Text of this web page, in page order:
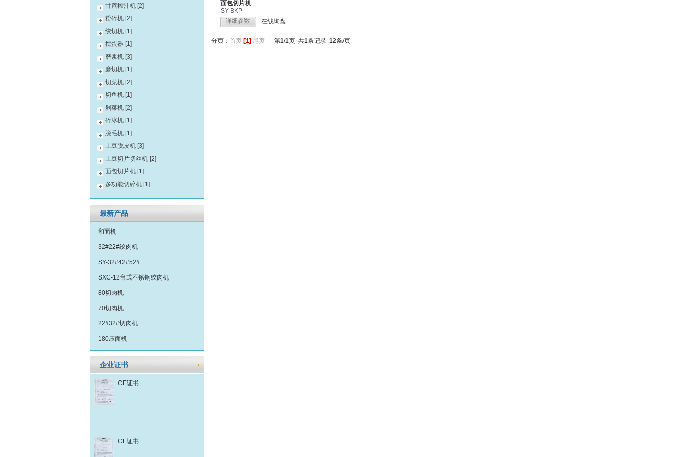
甘蔗榨汁机 [2]
粉碎机 [2]
绞切机 [1]
搅蛋器 [1]
磨浆机 [3]
磨切机 [1]
切菜机 [2]
切鱼机 [1]
刹菜机 [2]
碎冰机 [1]
脱毛机 [1]
土豆脱皮机 [3]
土豆切片切丝机 [2]
面包切片机 [1]
多功能切碎机 [1]
最新产品
和面机
32#22#绞肉机
SY-32#42#52#
SXC-12台式不锈钢绞肉机
80切肉机
70切肉机
22#32#切肉机
180压面机
企业证书
CE证书
CE证书
面包切片机
SY-BKP
详细参数
在线询盘
分页： 首页 [1] 尾页 第1/1页 共1条记录 12条/页